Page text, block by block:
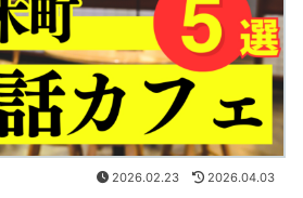
2026.02.23 2026.04.03